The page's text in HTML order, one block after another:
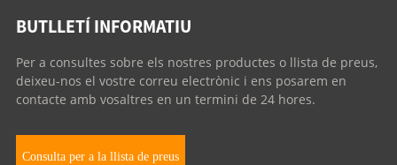
BUTLLETÍ INFORMATIU
Per a consultes sobre els nostres productes o llista de preus,
deixeu-nos el vostre correu electrònic i ens posarem en
contacte amb vosaltres en un termini de 24 hores.
Consulta per a la llista de preus